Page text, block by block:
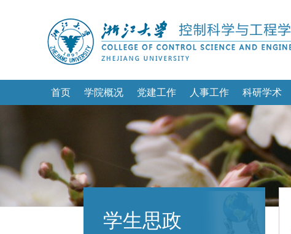
首页 学院概况 党建工作 人事工作 科研学术
学生思政